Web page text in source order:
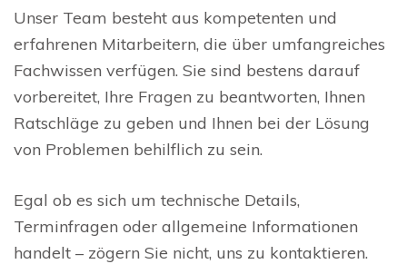
Unser Team besteht aus kompetenten und
erfahrenen Mitarbeitern, die über umfangreiches
Fachwissen verfügen. Sie sind bestens darauf
vorbereitet, Ihre Fragen zu beantworten, Ihnen
Ratschläge zu geben und Ihnen bei der Lösung
von Problemen behilflich zu sein.
Egal ob es sich um technische Details,
Terminfragen oder allgemeine Informationen
handelt – zögern Sie nicht, uns zu kontaktieren.